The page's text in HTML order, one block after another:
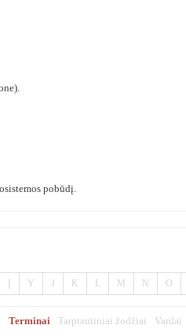
pobūdį.
Y J K L M N O
Terminai Tarptautiniai žodžiai Vardai